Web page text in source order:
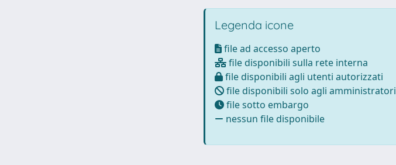
Legenda icone
file ad accesso aperto
file disponibili sulla rete interna
file disponibili agli utenti autorizzati
file disponibili solo agli amministratori
file sotto embargo
nessun file disponibile